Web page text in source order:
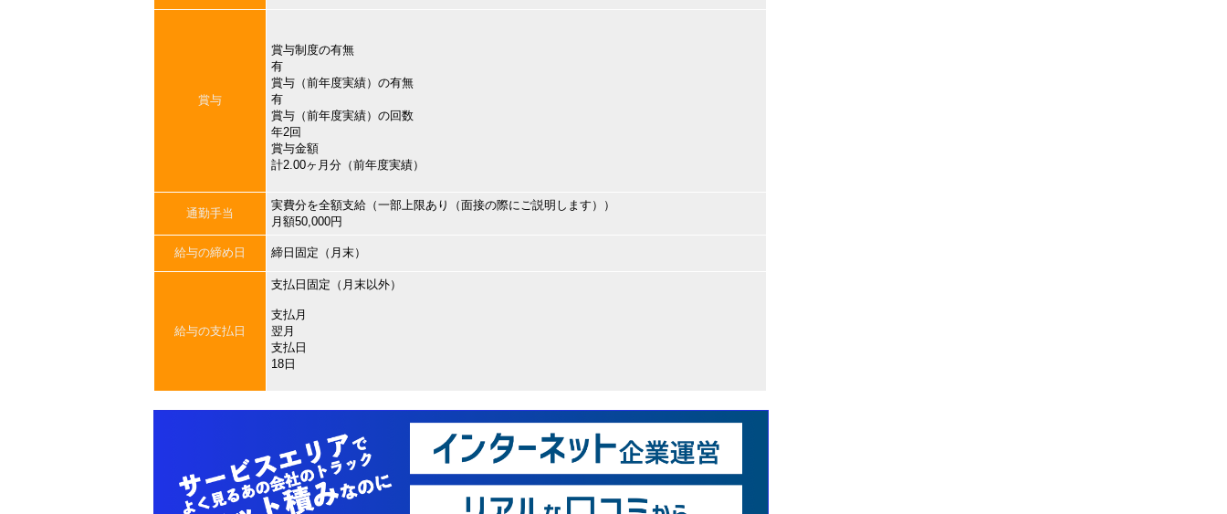
賞与
賞与制度の有無
有
賞与（前年度実績）の有無
有
賞与（前年度実績）の回数
年2回
賞与金額
計2.00ヶ月分（前年度実績）
通勤手当
実費分を全額支給（一部上限あり（面接の際にご説明します））
月額50,000円
給与の締め日 締日固定（月末）
給与の支払日
支払日固定（月末以外）
支払月
翌月
支払日
18日